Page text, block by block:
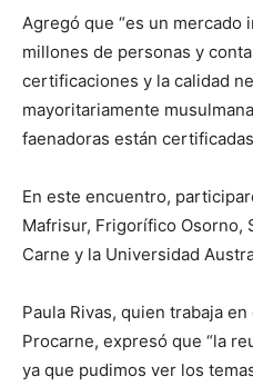
Agregó que “es un mercado
millones de personas y
certificaciones y la calidad
mayoritariamente
faenadoras están
En este encuentro,
Mafrisur, Frigorífico Osorno,
Carne y la Universidad
Paula Rivas, quien trabaja
Procarne, expresó que “la
ya que pudimos ver los